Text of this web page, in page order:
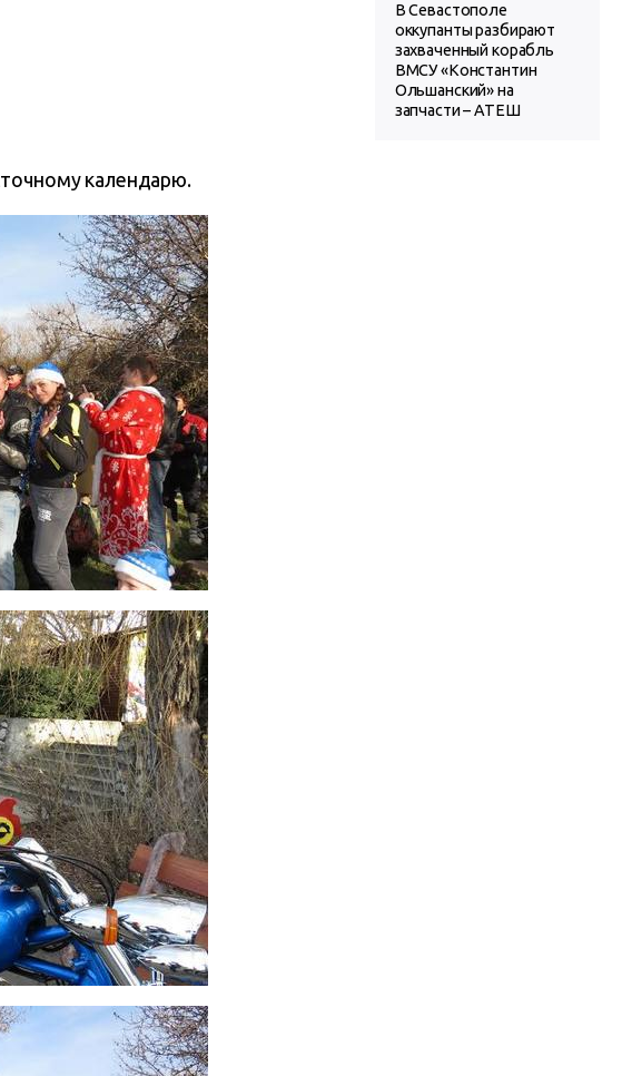
календарю.
В Севастополе
оккупанты разбирают
захваченный корабль
ВМСУ «Константин
Ольшанский» на
запчасти – АТЕШ